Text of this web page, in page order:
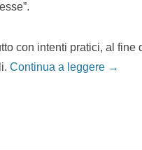
con intenti pratici, al
Continua a leggere →